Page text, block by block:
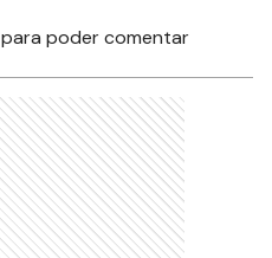
para poder comentar